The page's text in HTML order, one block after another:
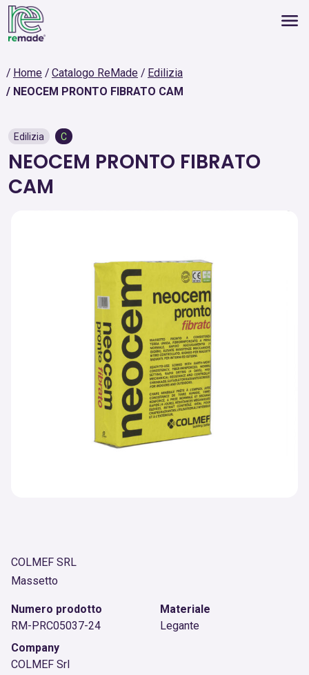
Home Catalogo ReMade
Edilizia
NEOCEM PRONTO FIBRATO CAM
Edilizia C
NEOCEM PRONTO FIBRATO
CAM
COLMEF SRL
Massetto
Numero prodotto
RM-PRC05037-24
Materiale
Legante
Company
COLMEF Srl